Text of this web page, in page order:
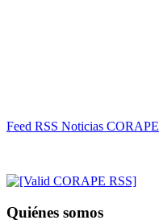
Feed RSS Noticias CORAPE
Quiénes somos